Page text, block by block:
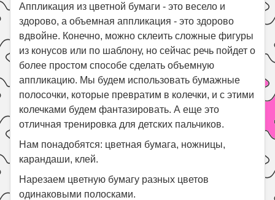
Праздники
Психология
Летом!
Поиск
Аппликация из цветной бумаги - это весело и
здорово, а объемная аппликация - это здорово
вдвойне. Конечно, можно склеить сложные фигуры
из конусов или по шаблону, но сейчас речь пойдет о
более простом способе сделать объемную
аппликацию. Мы будем использовать бумажные
полосочки, которые превратим в колечки, и с этими
колечками будем фантазировать. А еще это
отличная тренировка для детских пальчиков.
Нам понадобятся: цветная бумага, ножницы,
карандаши, клей.
Нарезаем цветную бумагу разных цветов
одинаковыми полосками.